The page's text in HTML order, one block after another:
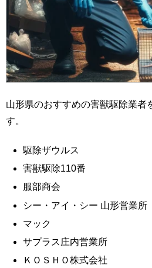
山形県のおすすめの害獣駆除業者
す。
駆除ザウルス
害獣駆除110番
服部商会
シー・アイ・シー 山形営業所
マック
サプラス庄内営業所
ＫＯＳＨＯ株式会社